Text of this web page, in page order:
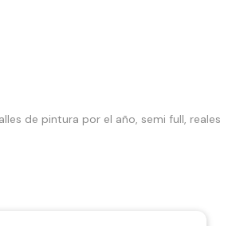
de pintura por el año, semi full, reales